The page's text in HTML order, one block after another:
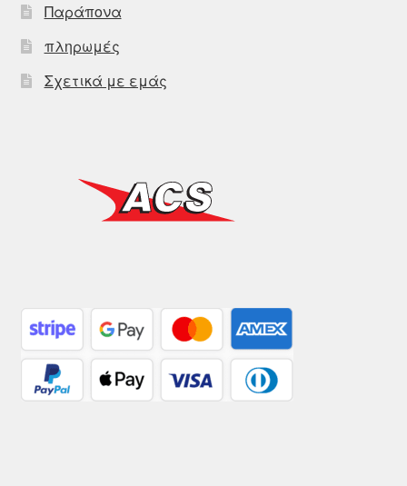
Παράπονα
πληρωμές
Σχετικά με εμάς